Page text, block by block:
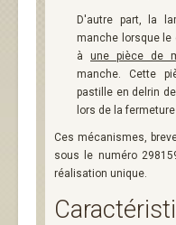
D'autre part, la
manche lorsque le
à une pièce de
manche. Cette
pastille en delrin
lors de la
Ces mécanismes,
sous le numéro
réalisation unique.